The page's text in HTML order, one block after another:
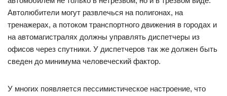
Автолюбители могут развлечься на полигонах, на
тренажерах, а потоком транспортного движения в городах и
на автомагистралях должны управлять диспетчеры из
офисов через спутники. У диспетчеров так же должен быть
сведен до минимума человеческий фактор.
У многих появляется пессимистическое настроение, что